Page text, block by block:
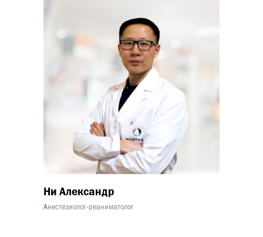
Ни Александр
А нестезиолог-реаниматолог